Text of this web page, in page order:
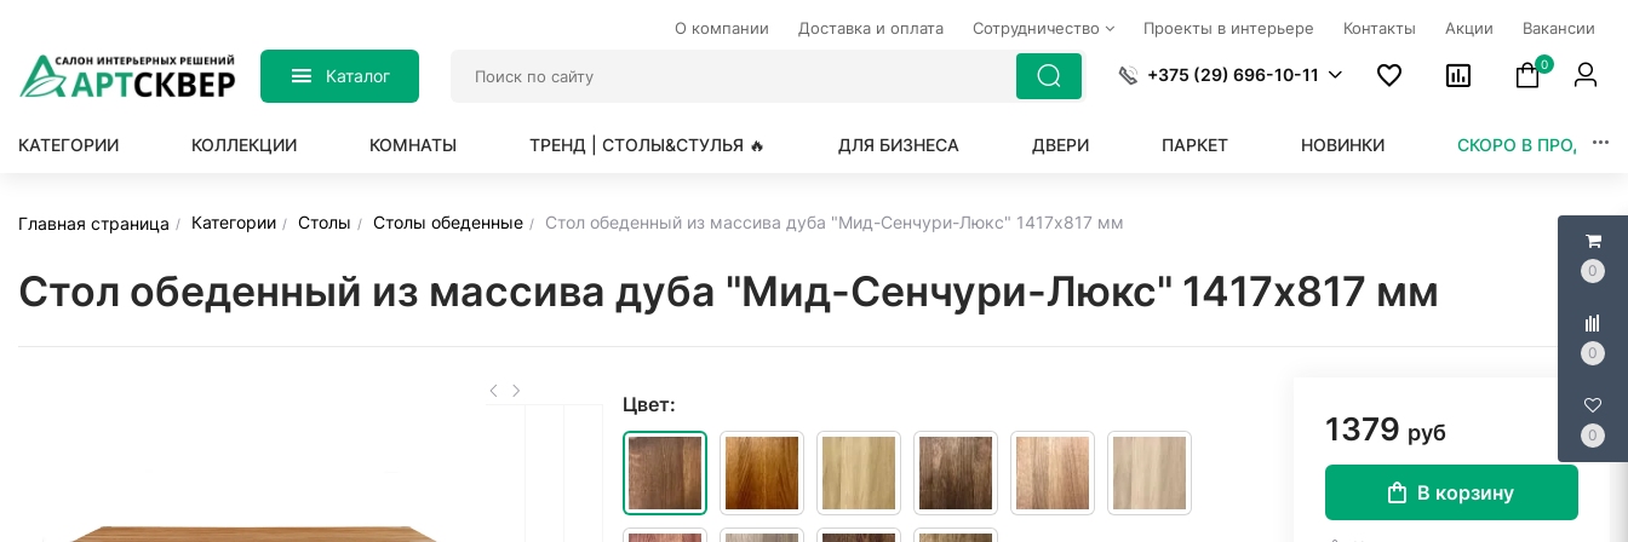
0
0
0
О компании Доставка и оплата Сотрудничество Проекты в интерьере Контакты Акции Вакансии
Каталог +375 (29) 696-10-11
0
КАТЕГОРИИ КОЛЛЕКЦИИ КОМНАТЫ ТРЕНД | СТОЛЫ&СТУЛЬЯ 🔥 ДЛЯ БИЗНЕСА ДВЕРИ ПАРКЕТ НОВИНКИ СКОРО В ПРОДАЖЕ
Главная страница Категории Столы Столы обеденные Стол обеденный из массива дуба "Мид-Сенчури-Люкс" 1417х817 мм
Стол обеденный из массива дуба "Мид-Сенчури-Люкс" 1417х817 мм
Цвет:
1379 руб
В корзину